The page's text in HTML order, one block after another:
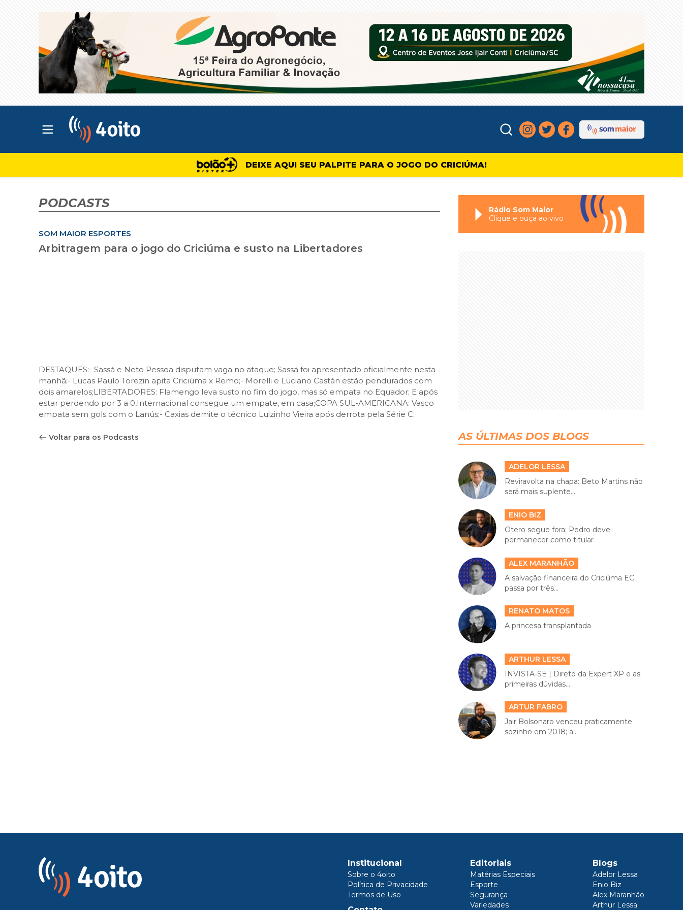
Abrir menu principal
DEIXE AQUI SEU PALPITE PARA O JOGO DO CRICIÚMA!
PODCASTS
SOM MAIOR ESPORTES
Arbitragem para o jogo do Criciúma e susto na Libertadores
DESTAQUES:- Sassá e Neto Pessoa disputam vaga no ataque; Sassá foi apresentado oficialmente nesta
manhã;- Lucas Paulo Torezin apita Criciúma x Remo;- Morelli e Luciano Castán estão pendurados com
dois amarelos;LIBERTADORES: Flamengo leva susto no fim do jogo, mas só empata no Equador; E após
estar perdendo por 3 a 0,Internacional consegue um empate, em casa;COPA SUL-AMERICANA: Vasco
empata sem gols com o Lanús;- Caxias demite o técnico Luizinho Vieira após derrota pela Série C;
Voltar para os Podcasts
Rádio Som Maior
Clique e ouça ao vivo
AS ÚLTIMAS DOS BLOGS
ADELOR LESSA
Reviravolta na chapa: Beto Martins não
será mais suplente...
ENIO BIZ
Otero segue fora; Pedro deve
permanecer como titular
ALEX MARANHÃO
A salvação financeira do Criciúma EC
passa por três...
RENATO MATOS
A princesa transplantada
ARTHUR LESSA
INVISTA-SE | Direto da Expert XP e as
primeiras dúvidas...
ARTUR FABRO
Jair Bolsonaro venceu praticamente
sozinho em 2018; a...
Institucional
Sobre o 4oito
Política de Privacidade
Termos de Uso
Editoriais
Matérias Especiais
Esporte
Segurança
Variedades
Blogs
Adelor Lessa
Enio Biz
Alex Maranhão
Arthur Lessa